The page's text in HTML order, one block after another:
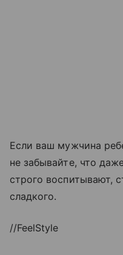
Если ваш мужчина
не забывайте, что
строго воспитывают,
сладкого.
//FeelStyle